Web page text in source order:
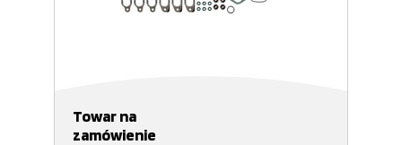
Towar na
zamówienie